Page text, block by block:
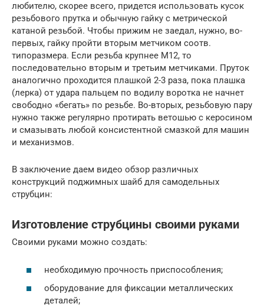
любителю, скорее всего, придется использовать кусок
резьбового прутка и обычную гайку с метрической
катаной резьбой. Чтобы прижим не заедал, нужно, во-
первых, гайку пройти вторым метчиком соотв.
типоразмера. Если резьба крупнее М12, то
последовательно вторым и третьим метчиками. Пруток
аналогично проходится плашкой 2-3 раза, пока плашка
(лерка) от удара пальцем по водилу воротка не начнет
свободно «бегать» по резьбе. Во-вторых, резьбовую пару
нужно также регулярно протирать ветошью с керосином
и смазывать любой консистентной смазкой для машин
и механизмов.
В заключение даем видео обзор различных
конструкций поджимных шайб для самодельных
струбцин:
Изготовление струбцины своими руками
Своими руками можно создать:
необходимую прочность приспособления;
оборудование для фиксации металлических
деталей;